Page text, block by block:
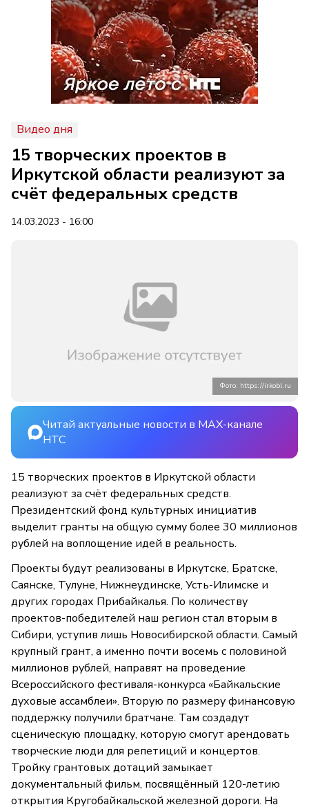
Видео дня
15 творческих проектов в
Иркутской области реализуют за
счёт федеральных средств
14.03.2023 - 16:00
Фото: https://irkobl.ru
Читай актуальные новости в MAX-канале
НТС
15 творческих проектов в Иркутской области
реализуют за счёт федеральных средств.
Президентский фонд культурных инициатив
выделит гранты на общую сумму более 30 миллионов
рублей на воплощение идей в реальность.
Проекты будут реализованы в Иркутске, Братске,
Саянске, Тулуне, Нижнеудинске, Усть-Илимске и
других городах Прибайкалья. По количеству
проектов-победителей наш регион стал вторым в
Сибири, уступив лишь Новосибирской области. Самый
крупный грант, а именно почти восемь с половиной
миллионов рублей, направят на проведение
Всероссийского фестиваля-конкурса «Байкальские
духовые ассамблеи». Вторую по размеру финансовую
поддержку получили братчане. Там создадут
сценическую площадку, которую смогут арендовать
творческие люди для репетиций и концертов.
Тройку грантовых дотаций замыкает
документальный фильм, посвящённый 120-летию
открытия Кругобайкальской железной дороги. На